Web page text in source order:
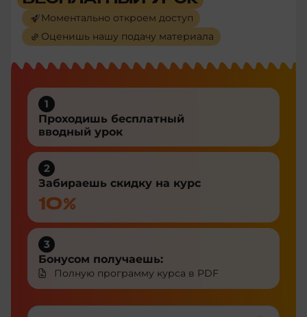
Моментально откроем доступ
Оценишь нашу подачу материала
1
Проходишь бесплатный
вводный урок
2
Забираешь скидку на курс
10%
3
Бонусом получаешь:
Полную программу курса в PDF